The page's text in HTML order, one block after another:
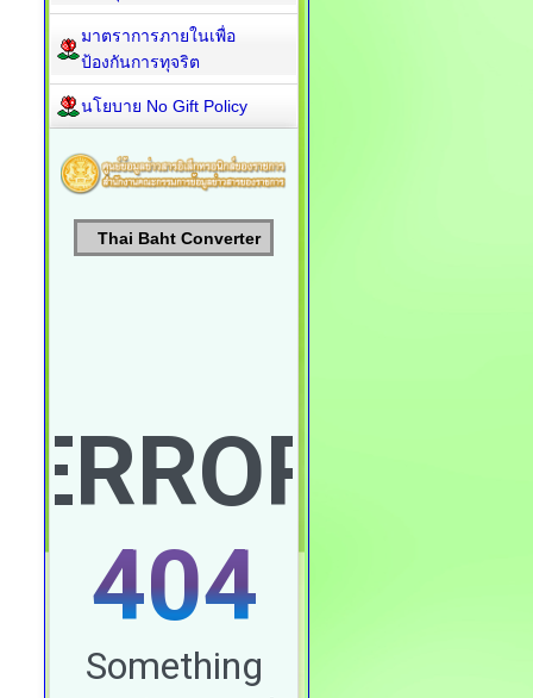
มาตราการภายในเพื่อ
ป้องกันการทุจริต
นโยบาย No Gift Policy
Thai Baht Converter